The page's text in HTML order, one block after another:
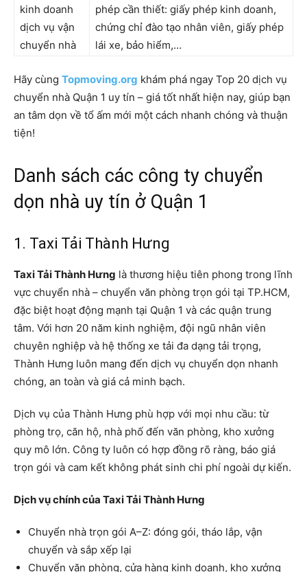
kinh doanh
dịch vụ vận
chuyển nhà
phép cần thiết: giấy phép kinh doanh,
chứng chỉ đào tạo nhân viên, giấy phép
lái xe, bảo hiểm,…
Hãy cùng Topmoving.org khám phá ngay Top 20 dịch vụ
chuyển nhà Quận 1 uy tín – giá tốt nhất hiện nay, giúp bạn
an tâm dọn về tổ ấm mới một cách nhanh chóng và thuận
tiện!
Danh sách các công ty chuyển
dọn nhà uy tín ở Quận 1
1. Taxi Tải Thành Hưng
Taxi Tải Thành Hưng là thương hiệu tiên phong trong lĩnh
vực chuyển nhà – chuyển văn phòng trọn gói tại TP.HCM,
đặc biệt hoạt động mạnh tại Quận 1 và các quận trung
tâm. Với hơn 20 năm kinh nghiệm, đội ngũ nhân viên
chuyên nghiệp và hệ thống xe tải đa dạng tải trọng,
Thành Hưng luôn mang đến dịch vụ chuyển dọn nhanh
chóng, an toàn và giá cả minh bạch.
Dịch vụ của Thành Hưng phù hợp với mọi nhu cầu: từ
phòng trọ, căn hộ, nhà phố đến văn phòng, kho xưởng
quy mô lớn. Công ty luôn có hợp đồng rõ ràng, báo giá
trọn gói và cam kết không phát sinh chi phí ngoài dự kiến.
Dịch vụ chính của Taxi Tải Thành Hưng
Chuyển nhà trọn gói A–Z: đóng gói, tháo lắp, vận
chuyển và sắp xếp lại
Chuyển văn phòng, cửa hàng kinh doanh, kho xưởng